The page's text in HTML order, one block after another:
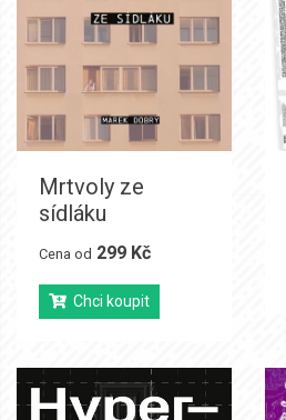
Mrtvoly ze
sídláku
Cena od 299 Kč
Chci koupit